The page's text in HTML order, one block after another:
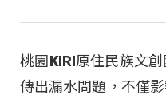
桃園KIRI原住民族文
傳出漏水問題，不僅